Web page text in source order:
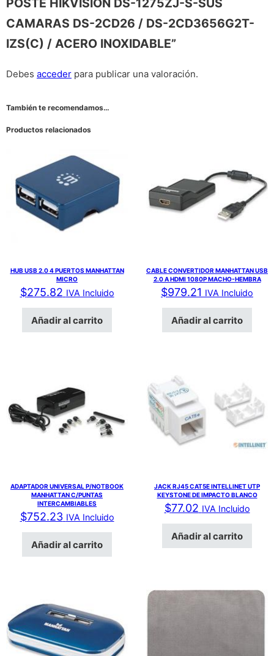
POSTE HIKVISION DS-1275ZJ-S-SUS
CAMARAS DS-2CD26 / DS-2CD3656G2T-
IZS(C) / ACERO INOXIDABLE”
Debes acceder para publicar una valoración.
También te recomendamos…
Productos relacionados
HUB USB 2.0 4 PUERTOS MANHATTAN
MICRO
$275.82 IVA Incluido
Añadir al carrito
CABLE CONVERTIDOR MANHATTAN USB
2.0 A HDMI 1080P MACHO-HEMBRA
$979.21 IVA Incluido
Añadir al carrito
ADAPTADOR UNIVERSAL P/NOTBOOK
MANHATTAN C/PUNTAS
INTERCAMBIABLES
$752.23 IVA Incluido
Añadir al carrito
JACK RJ45 CAT5E INTELLINET UTP
KEYSTONE DE IMPACTO BLANCO
$77.02 IVA Incluido
Añadir al carrito